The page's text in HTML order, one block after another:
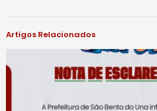
Artigos Relacionados